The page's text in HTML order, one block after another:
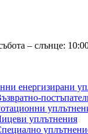
– слънце:
енергизирани
уплътнения